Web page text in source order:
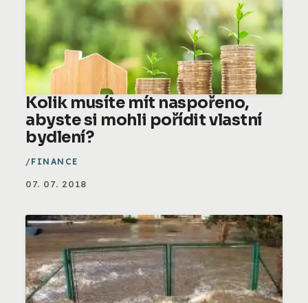
Kolik musíte mít naspořeno,
abyste si mohli pořídit vlastní
bydlení?
FINANCE
07. 07. 2018